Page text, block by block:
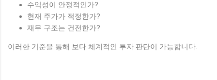
수익성이 안정적인가?
현재 주가가 적정한가?
재무 구조는 건전한가?
이러한 기준을 통해 보다 체계적인 투자 판단이 가능합니다.